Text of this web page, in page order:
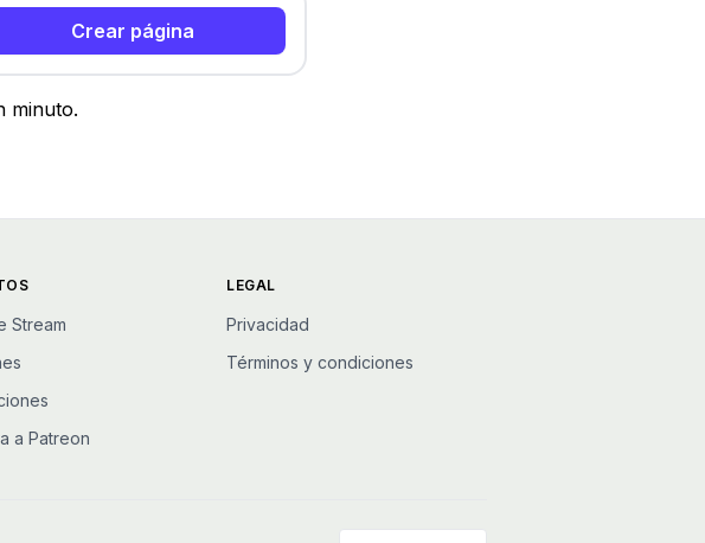
Crear página
minuto.
Stream
a Patreon
LEGAL
Privacidad
Términos y condiciones